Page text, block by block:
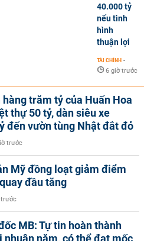
40.000 tỷ
nếu tình
hình
thuận lợi
TÀI CHÍNH -
6 giờ trước
hàng trăm tỷ của Huấn Hoa
thự 50 tỷ, dàn siêu xe
đến vườn tùng Nhật đắt đỏ
trước
Mỹ đồng loạt giảm điểm
đầu tăng
trước
MB: Tự tin hoàn thành
nhuận năm, có thể đạt mốc